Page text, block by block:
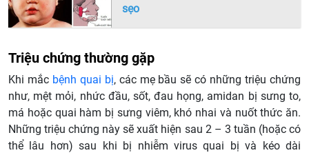
sẹo
Triệu chứng thường gặp
Khi mắc bệnh quai bị, các mẹ bầu sẽ có những triệu chứng
như, mệt mỏi, nhức đầu, sốt, đau họng, amidan bị sưng to,
má hoặc quai hàm bị sưng viêm, khó nhai và nuốt thức ăn.
Những triệu chứng này sẽ xuất hiện sau 2 – 3 tuần (hoặc có
thể lâu hơn) sau khi bị nhiễm virus quai bị và kéo dài